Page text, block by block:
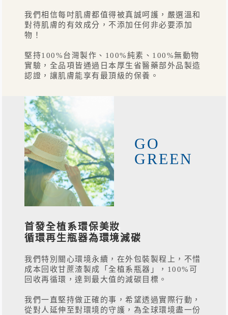
我們相信每吋肌膚都值得被真誠呵護，嚴選溫和
對待肌膚的有效成分，不添加任何非必要添加
物！
堅持100%台灣製作、100%純素、100%無動物
實驗，全品項皆通過日本厚生省醫藥部外品製造
認證，讓肌膚能享有最頂級的保養。
GO
GREEN
首發全植系環保美妝
循環再生瓶器為環境減碳
我們特別關心環境永續，在外包裝製程上，不惜
成本回收甘蔗渣製成「全植系瓶器」，100%可
回收再循環，達到最大值的減碳目標。
我們一直堅持做正確的事，希望透過實際行動，
從對人延伸至對環境的守護，為全球環境盡一份